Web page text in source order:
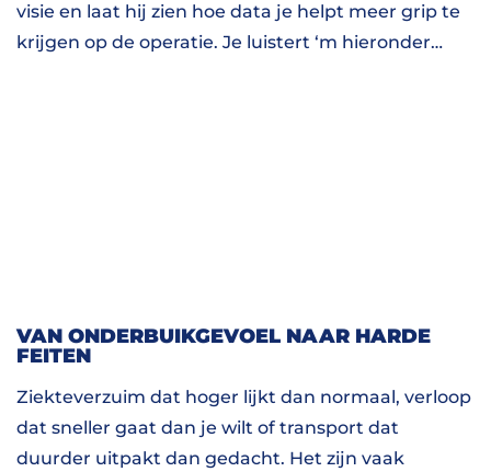
visie en laat hij zien hoe data je helpt meer grip te
krijgen op de operatie. Je luistert ‘m hieronder…
VAN ONDERBUIKGEVOEL NAAR HARDE
FEITEN
Ziekteverzuim dat hoger lijkt dan normaal, verloop
dat sneller gaat dan je wilt of transport dat
duurder uitpakt dan gedacht. Het zijn vaak